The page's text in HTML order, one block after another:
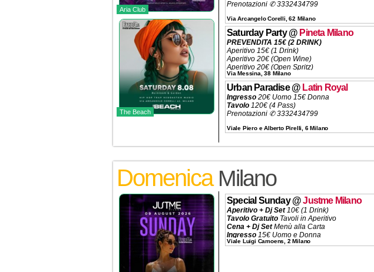
Aria Club
The Beach
Prenotazioni ✆ 3332434799
Via Arcangelo Corelli, 62 Milano
Saturday Party@ Pineta Milano
PREVENDITA 15€ (2 DRINK)
Aperitivo 15€ (1 Drink)
Aperitivo 20€ (Open Wine)
Aperitivo 20€ (Open Spritz)
Ingresso 20€/15€ (1 Drink)
Tavolo Pista 250€ (5 Ingressi)
Prenotazioni ✆ 3332434799
Via Messina, 38 Milano
Urban Paradise@ Latin Royal
Ingresso 20€ Uomo 15€ Donna
Tavolo 120€ (4 Pass)
Prenotazioni ✆ 3332434799
Viale Piero e Alberto Pirelli, 6 Milano
Domenica Milano
Special Sunday@Justme Milano
Aperitivo + Dj Set10€ (1 Drink)
Tavolo Gratuito Tavoli in Aperitivo
Cena + Dj SetMenù alla Carta
Ingresso 15€ Uomo e Donna
Tavolo Pista320€ (5 Ingressi)
Viale Luigi Camoens, 2 Milano
5
19
20